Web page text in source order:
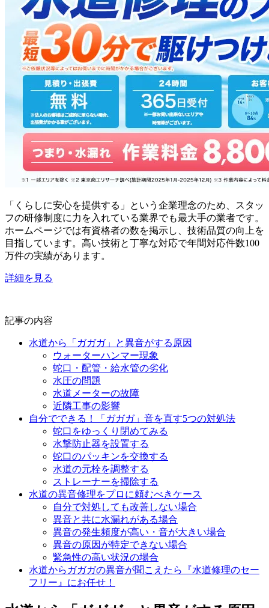
「くらしに安心を提供する」という企業理念のため、スタッ
フの研修制度に力を入れている業界でも最大手の業者です。
ホームページでは有資格者の数を掲示し、技術品質の向上を
目指しています。高い技術と丁寧な対応で年間対応件数100
万件の実績があります。
詳細を見る
記事の内容
水道から「ガガガ」と異音がする原因
ウォーターハンマー現象
蛇口・配管・給水管の劣化
水圧の問題
水道メーターの故障
近隣工事の影響
自分でできる！「ガガガ」音を直す5つの対処法
蛇口をゆっくり閉めてみる
水撃防止器を設置する
蛇口のパッキンを交換する
水道の元栓を調整する
ストレーナーを掃除する
水道の異音修理をプロに頼むべきケース
自分で対処しても改善しない場合
異音と共に水漏れがある場合
異音の発生頻度が高い・音が大きい場合
異音の原因が特定できない場合
緊急性の高い状況の場合
水道からガガガの異音が聞こえたら『水道修理のセー
フリー』にお任せ！